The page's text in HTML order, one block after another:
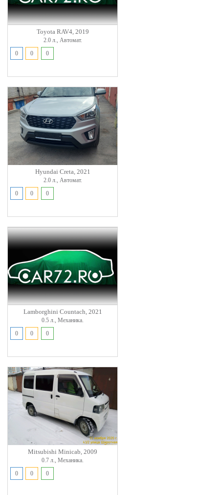
Toyota RAV4, 2019
2.0 л., Автомат.
0
0 0
Hyundai Creta, 2021
2.0 л., Автомат.
0
0 0
Lamborghini Countach, 2021
0.5 л., Механика.
0
0 0
Mitsubishi Minicab, 2009
0.7 л., Механика.
0
0 0